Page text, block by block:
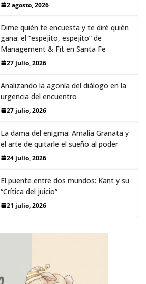
2 agosto, 2026
Dime quién te encuesta y te diré quién
gana: el “espejito, espejito” de
Management & Fit en Santa Fe
27 julio, 2026
Analizando la agonía del diálogo en la
urgencia del encuentro
27 julio, 2026
La dama del enigma: Amalia Granata y
el arte de quitarle el sueño al poder
24 julio, 2026
El puente entre dos mundos: Kant y su
“Crítica del juicio”
21 julio, 2026